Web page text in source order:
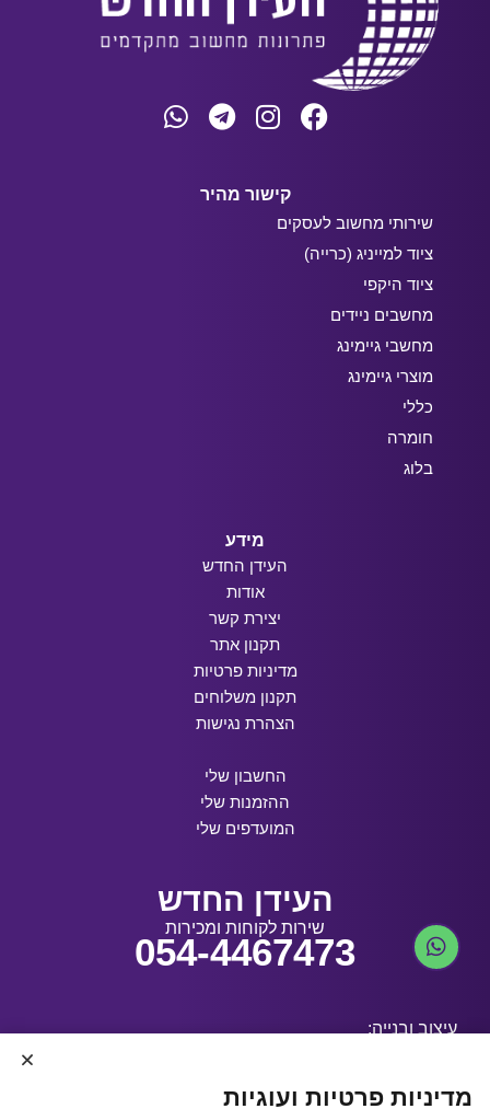
קישור מהיר
שירותי מחשוב לעסקים
ציוד למייניג (כרייה)
ציוד היקפי
מחשבים ניידים
מחשבי גיימינג
מוצרי גיימינג
כללי
חומרה
בלוג
מידע
העידן החדש
אודות
יצירת קשר
תקנון אתר
מדיניות פרטיות
תקנון משלוחים
הצהרת נגישות
החשבון שלי
ההזמנות שלי
המועדפים שלי
העידן החדש
שירות לקוחות ומכירות
054-4467473
עיצוב ובנייה:
מדיניות פרטיות ועוגיות